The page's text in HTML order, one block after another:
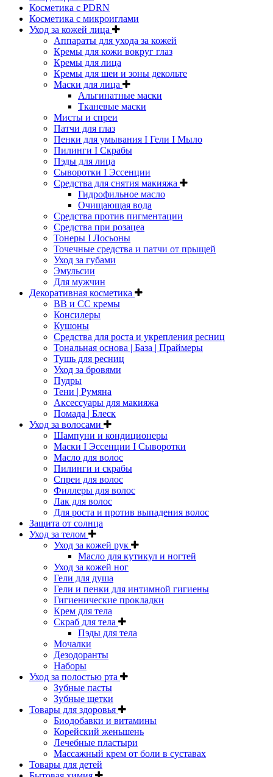
Косметика с PDRN
Косметика с микроиглами
Уход за кожей лица
Аппараты для ухода за кожей
Кремы для кожи вокруг глаз
Кремы для лица
Кремы для шеи и зоны декольте
Маски для лица
Альгинатные маски
Тканевые маски
Мисты и спреи
Патчи для глаз
Пенки для умывания I Гели I Мыло
Пилинги I Cкрабы
Пэды для лица
Сыворотки I Эссенции
Средства для снятия макияжа
Гидрофильное масло
Очищающая вода
Средства против пигментации
Средства при розацеа
Тонеры I Лосьоны
Точечные средства и патчи от прыщей
Уход за губами
Эмульсии
Для мужчин
Декоративная косметика
ВВ и СС кремы
Консилеры
Кушоны
Средства для роста и укрепления ресниц
Тональная основа | База | Праймеры
Тушь для ресниц
Уход за бровями
Пудры
Тени | Румяна
Аксессуары для макияжа
Помада | Блеск
Уход за волосами
Шампуни и кондиционеры
Маски I Эссенции I Сыворотки
Масло для волос
Пилинги и скрабы
Спреи для волос
Филлеры для волос
Лак для волос
Для роста и против выпадения волос
Защита от солнца
Уход за телом
Уход за кожей рук
Масло для кутикул и ногтей
Уход за кожей ног
Гели для душа
Гели и пенки для интимной гигиены
Гигиенические прокладки
Крем для тела
Скраб для тела
Пэды для тела
Мочалки
Дезодоранты
Наборы
Уход за полостью рта
Зубные пасты
Зубные щетки
Товары для здоровья
Биодобавки и витамины
Корейский женьшень
Лечебные пластыри
Массажный крем от боли в суставах
Товары для детей